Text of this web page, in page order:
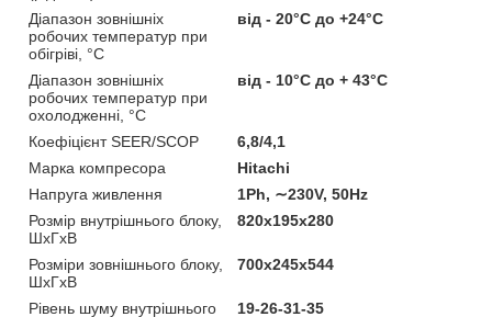
Діапазон зовнішніх
робочих температур при
обігріві, °C
від - 20°C до +24°C
Діапазон зовнішніх
робочих температур при
охолодженні, °C
від - 10°C до + 43°C
Коефіцієнт SEER/SCOP
6,8/4,1
Марка компресора
Hitachi
Напруга живлення
1Ph, ∼230V, 50Hz
Розмір внутрішнього блоку,
ШхГхВ
820х195х280
Розміри зовнішнього блоку,
ШхГхВ
700x245x544
Рівень шуму внутрішнього
19-26-31-35